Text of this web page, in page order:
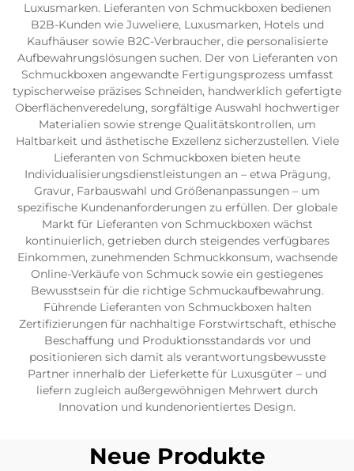
Luxusmarken. Lieferanten von Schmuckboxen bedienen
B2B-Kunden wie Juweliere, Luxusmarken, Hotels und
Kaufhäuser sowie B2C-Verbraucher, die personalisierte
Aufbewahrungslösungen suchen. Der von Lieferanten von
Schmuckboxen angewandte Fertigungsprozess umfasst
typischerweise präzises Schneiden, handwerklich gefertigte
Oberflächenveredelung, sorgfältige Auswahl hochwertiger
Materialien sowie strenge Qualitätskontrollen, um
Haltbarkeit und ästhetische Exzellenz sicherzustellen. Viele
Lieferanten von Schmuckboxen bieten heute
Individualisierungsdienstleistungen an – etwa Prägung,
Gravur, Farbauswahl und Größenanpassungen – um
spezifische Kundenanforderungen zu erfüllen. Der globale
Markt für Lieferanten von Schmuckboxen wächst
kontinuierlich, getrieben durch steigendes verfügbares
Einkommen, zunehmenden Schmuckkonsum, wachsende
Online-Verkäufe von Schmuck sowie ein gestiegenes
Bewusstsein für die richtige Schmuckaufbewahrung.
Führende Lieferanten von Schmuckboxen halten
Zertifizierungen für nachhaltige Forstwirtschaft, ethische
Beschaffung und Produktionsstandards vor und
positionieren sich damit als verantwortungsbewusste
Partner innerhalb der Lieferkette für Luxusgüter – und
liefern zugleich außergewöhnigen Mehrwert durch
Innovation und kundenorientiertes Design.
Neue Produkte